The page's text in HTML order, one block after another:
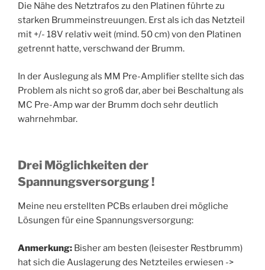
Die Nähe des Netztrafos zu den Platinen führte zu
starken Brummeinstreuungen. Erst als ich das Netzteil
mit +/- 18V relativ weit (mind. 50 cm) von den Platinen
getrennt hatte, verschwand der Brumm.
In der Auslegung als MM Pre-Amplifier stellte sich das
Problem als nicht so groß dar, aber bei Beschaltung als
MC Pre-Amp war der Brumm doch sehr deutlich
wahrnehmbar.
Drei Möglichkeiten der
Spannungsversorgung !
Meine neu erstellten PCBs erlauben drei mögliche
Lösungen für eine Spannungsversorgung:
Anmerkung: Bisher am besten (leisester Restbrumm)
hat sich die Auslagerung des Netzteiles erwiesen ->